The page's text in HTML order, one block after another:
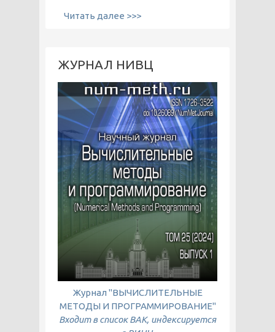
Читать далее >>>
ЖУРНАЛ НИВЦ
Журнал "ВЫЧИСЛИТЕЛЬНЫЕ
МЕТОДЫ И ПРОГРАММИРОВАНИЕ"
Входит в список ВАК, индексируется